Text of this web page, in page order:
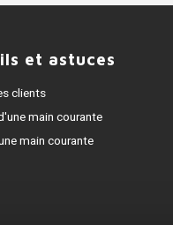
et astuces
clients
main courante
main courante